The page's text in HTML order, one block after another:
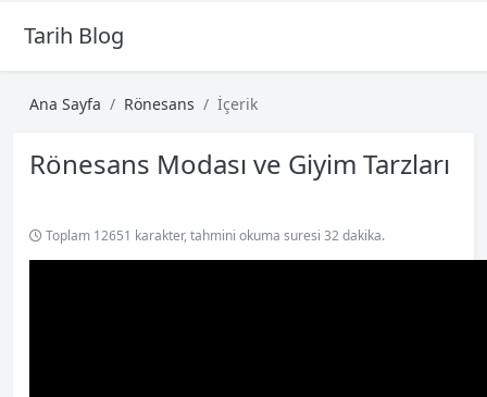
Tarih Blog
Ana Sayfa Rönesans İçerik
Rönesans Modası ve Giyim Tarzları
Toplam 12651 karakter, tahmini okuma suresi 32 dakika.